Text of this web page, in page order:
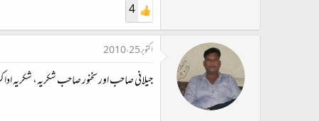
4
اکتوبر 25، 2010
جیلانی صاحب اور سخنور صاحب شکریہ، شکریہ